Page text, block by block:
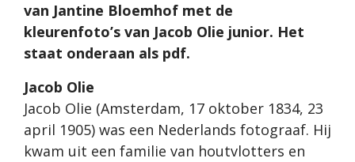
van Jantine Bloemhof met de
kleurenfoto’s van Jacob Olie junior. Het
staat onderaan als pdf.
Jacob Olie
Jacob Olie (Amsterdam, 17 oktober 1834, 23
april 1905) was een Nederlands fotograaf. Hij
kwam uit een familie van houtvlotters en